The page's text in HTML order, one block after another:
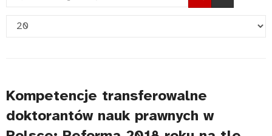
tytułu
Pokaż
Kompetencje transferowalne
doktorantów nauk prawnych w